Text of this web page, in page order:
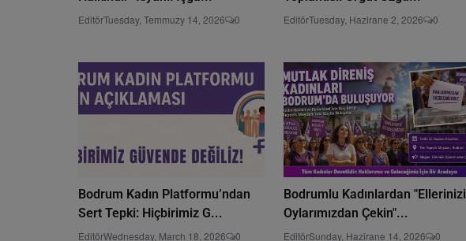
EditörTuesday, Temmuzy 14, 2026 0 EditörTuesday, Hazirane 2, 2026 0
Bodrum Kadın Platformu’ndan
Sert Tepki: Hiçbirimiz G...
EditörWednesday, March 18, 2026 0
Bodrumlu Kadınlardan "Ellerinizi
Oylarımızdan Çekin"...
EditörSunday, Hazirane 14, 2026 0